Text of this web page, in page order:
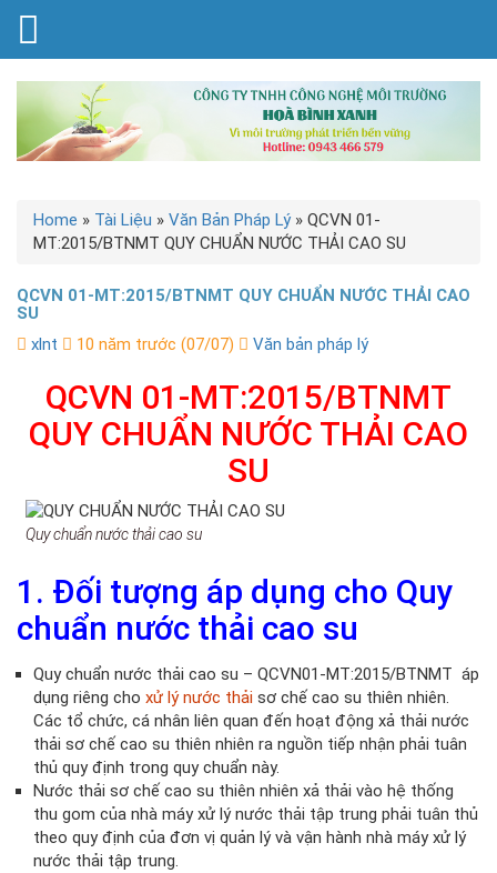
Home » Tài Liệu » Văn Bản Pháp Lý» QCVN 01-
MT:2015/BTNMT QUY CHUẨN NƯỚC THẢI CAO SU
QCVN 01-MT:2015/BTNMT QUY CHUẨN NƯỚC THẢI CAO
SU
xlnt
10 năm trước (07/07) Văn bản pháp lý
QCVN 01-MT:2015/BTNMT
QUY CHUẨN NƯỚC THẢI CAO
SU
Quy chuẩn nước thải cao su
1. Đối tượng áp dụng cho Quy
chuẩn nước thải cao su
Quy chuẩn nước thải cao su – QCVN01-MT:2015/BTNMT áp
dụng riêng cho xử lý nước thải sơ chế cao su thiên nhiên.
Các tổ chức, cá nhân liên quan đến hoạt động xả thải nước
thải sơ chế cao su thiên nhiên ra nguồn tiếp nhận phải tuân
thủ quy định trong quy chuẩn này.
Nước thải sơ chế cao su thiên nhiên xả thải vào hệ thống
thu gom của nhà máy xử lý nước thải tập trung phải tuân thủ
theo quy định của đơn vị quản lý và vận hành nhà máy xử lý
nước thải tập trung.